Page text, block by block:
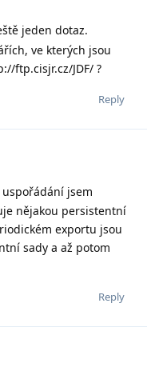
jeden dotaz.
ve kterých jsou
ftp.cisjr.cz/JDF/ ?
Reply
jsem
nějakou persistentní
exportu jsou
sady a až potom
Reply